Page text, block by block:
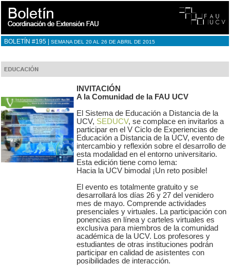
BOLETÍN #195 | SEMANA DEL 20 AL 26 DE ABRIL DE 2015
INVITACIÓN
A la Comunidad de la FAU UCV
El Sistema de Educación a Distancia de la
UCV, SEDUCV, se complace en invitarlos a
participar en el V Ciclo de Experiencias de
Educación a Distancia de la UCV, evento de
intercambio y reflexión sobre el desarrollo de
esta modalidad en el entorno universitario.
Esta edición tiene como lema:
Hacia la UCV bimodal ¡Un reto posible!
El evento es totalmente gratuito y se
desarrollará los días 26 y 27 del venidero
mes de mayo. Comprende actividades
presenciales y virtuales. La participación con
ponencias en línea y carteles virtuales es
exclusiva para miembros de la comunidad
académica de la UCV. Los profesores y
estudiantes de otras instituciones podrán
participar en calidad de asistentes con
posibilidades de interacción.